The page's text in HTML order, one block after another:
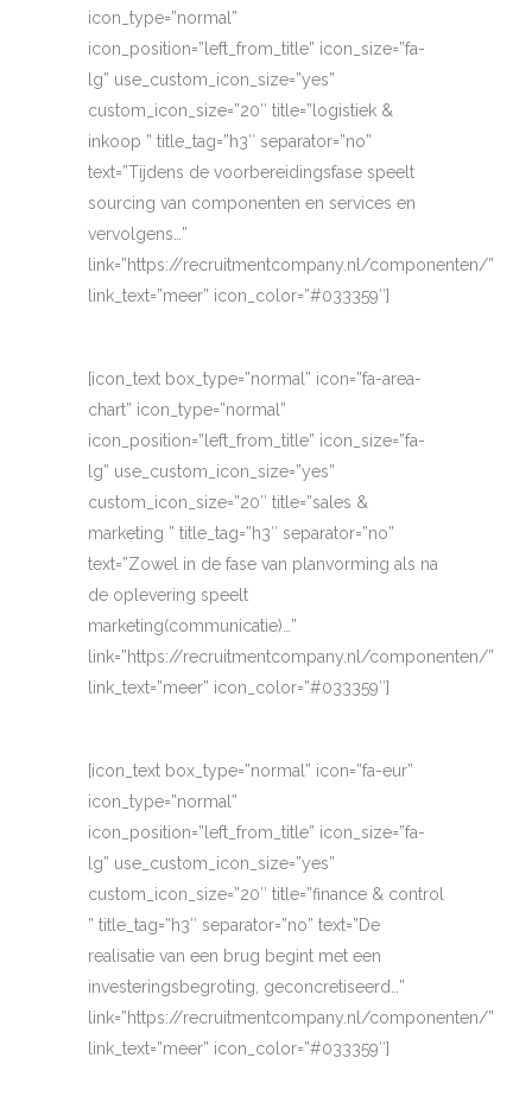
icon_type=”normal”
icon_position=”left_from_title” icon_size=”fa-
lg” use_custom_icon_size=”yes”
custom_icon_size=”20″ title=”logistiek &
inkoop ” title_tag=”h3″ separator=”no”
text=”Tijdens de voorbereidingsfase speelt
sourcing van componenten en services en
vervolgens…”
link=”https://recruitmentcompany.nl/componenten/”
link_text=”meer” icon_color=”#033359″]
[icon_text box_type=”normal” icon=”fa-area-
chart” icon_type=”normal”
icon_position=”left_from_title” icon_size=”fa-
lg” use_custom_icon_size=”yes”
custom_icon_size=”20″ title=”sales &
marketing ” title_tag=”h3″ separator=”no”
text=”Zowel in de fase van planvorming als na
de oplevering speelt
marketing(communicatie)…”
link=”https://recruitmentcompany.nl/componenten/”
link_text=”meer” icon_color=”#033359″]
[icon_text box_type=”normal” icon=”fa-eur”
icon_type=”normal”
icon_position=”left_from_title” icon_size=”fa-
lg” use_custom_icon_size=”yes”
custom_icon_size=”20″ title=”finance & control
” title_tag=”h3″ separator=”no” text=”De
realisatie van een brug begint met een
investeringsbegroting, geconcretiseerd…”
link=”https://recruitmentcompany.nl/componenten/”
link_text=”meer” icon_color=”#033359″]